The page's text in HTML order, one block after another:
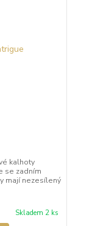
kalhoty
se zadním
mají nezesílený
Skladem 2 ks